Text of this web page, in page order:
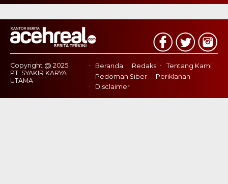
Copyright @ 2025
PT. SYAKIR KARYA
UTAMA
Beranda Redaksi
Tentang Kami
Pedoman Siber
Periklanan
Disclaimer